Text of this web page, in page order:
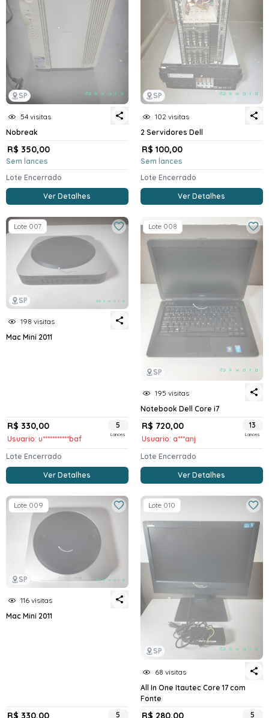
SP
54 visitas
Nobreak
R$ 350,00
Sem lances
Lote Encerrado
Ver Detalhes
SP
102 visitas
2 Servidores Dell
R$ 100,00
Sem lances
Lote Encerrado
Ver Detalhes
SP
Lote 007
198 visitas
Mac Mini 2011
R$ 330,00
Usuario: u***********baf
5
Lances
Lote Encerrado
Ver Detalhes
SP
Lote 008
195 visitas
Notebook Dell Core i7
R$ 720,00
Usuario: a***anj
13
Lances
Lote Encerrado
Ver Detalhes
SP
Lote 009
116 visitas
Mac Mini 2011
R$ 330,00 5
SP
Lote 010
68 visitas
All In One Itautec Core 17 com
Fonte
R$ 280,00 5